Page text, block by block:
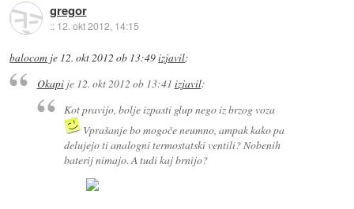
gregor
:: 12. okt 2012, 14:15
balocom je 12. okt 2012 ob 13:49izjavil:
Okapije 12. okt 2012 ob 13:41 izjavil:
Kot pravijo, bolje izpasti glup nego iz brzog voza
Vprašanje bo mogoče neumno, ampak kako pa
delujejo ti analogni termostatski ventili? Nobenih
baterij nimajo. A tudi kaj brnijo?